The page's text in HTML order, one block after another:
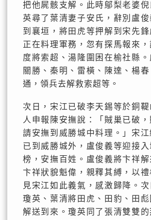
把他屍骸支解。此時鄔梨老婆
英尋了葉清妻子安氏，辭別盧
到襄垣，將田虎等押解到宋先
正在料理軍務，忽有探馬報來
度將索超、湯隆圍困在榆社縣。
關勝、秦明、雷橫、陳達、楊春
通，領兵去解救索超等。
次日，宋江已破李天錫等於銅
人申報陳安撫說：「賊巢已破，
請安撫到威勝城中料理。」宋江
已到威勝城外，盧俊義等迎接入
榜，安撫百姓。盧俊義將卞祥
卞祥狀貌魁偉，親釋其縛，以
見宋江如此義氣，感激歸降。次
瓊英、葉清將田虎、田豹、田彪
解送到來。瓊英同了張清雙雙